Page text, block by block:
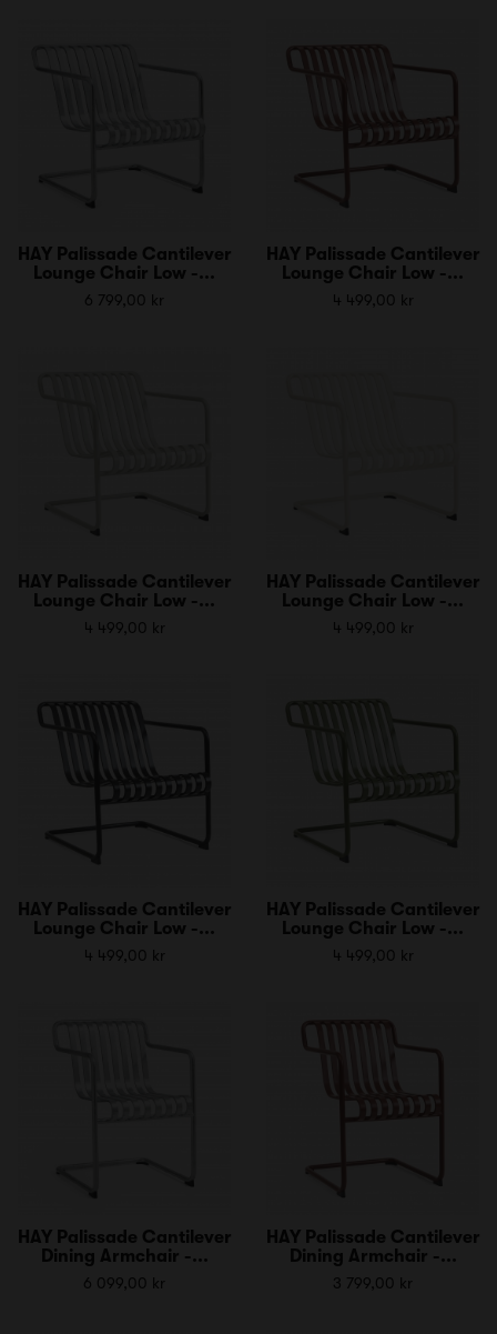
HAY Palissade Cantilever
Lounge Chair Low -...
6 799,00 kr
HAY Palissade Cantilever
Lounge Chair Low -...
4 499,00 kr
HAY Palissade Cantilever
Lounge Chair Low -...
4 499,00 kr
HAY Palissade Cantilever
Lounge Chair Low -...
4 499,00 kr
HAY Palissade Cantilever
Lounge Chair Low -...
4 499,00 kr
HAY Palissade Cantilever
Lounge Chair Low -...
4 499,00 kr
HAY Palissade Cantilever
Dining Armchair -...
6 099,00 kr
HAY Palissade Cantilever
Dining Armchair -...
3 799,00 kr